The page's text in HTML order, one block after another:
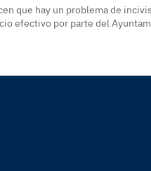
que hay un problema de
efectivo por parte del